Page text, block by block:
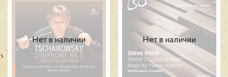
Нет в наличии Нет в наличии